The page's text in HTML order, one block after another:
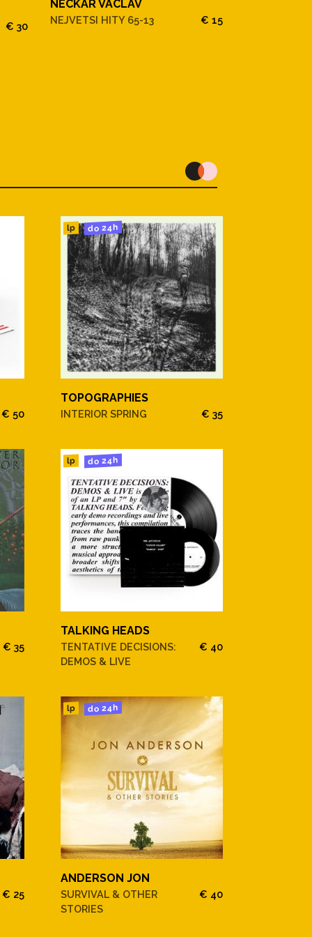
€ 30
NECKAR VACLAV
NEJVETSI HITY 65-13 € 15
€ 50
lp do 24h
TOPOGRAPHIES
INTERIOR SPRING € 35
€ 35
lp do 24h
TALKING HEADS
TENTATIVE DECISIONS:
DEMOS & LIVE
€ 40
€ 25
lp do 24h
ANDERSON JON
SURVIVAL & OTHER
STORIES
€ 40